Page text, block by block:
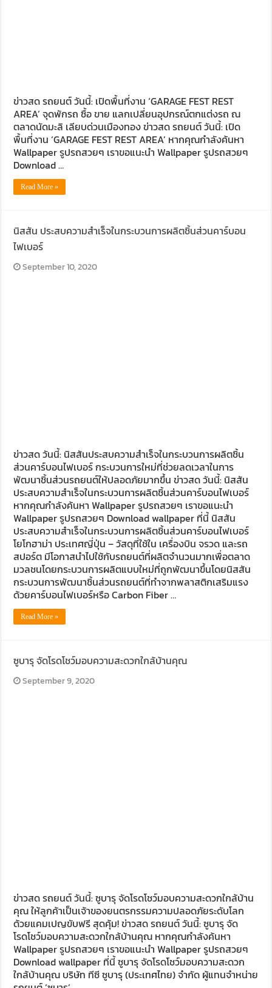
ข่าวสด รถยนต์ วันนี้: เปิดพื้นที่งาน ‘GARAGE FEST REST
AREA’ จุดพักรถ ซื้อ ขาย แลกเปลี่ยนอุปกรณ์ตกแต่งรถ ณ
ตลาดนัดมะลิ เลียบด่วนเมืองทอง ข่าวสด รถยนต์ วันนี้: เปิด
พื้นที่งาน ‘GARAGE FEST REST AREA’ หากคุณกำลังค้นหา
Wallpaper รูปรถสวยๆ เราขอแนะนำ Wallpaper รูปรถสวยๆ
Download …
Read More »
นิสสัน ประสบความสำเร็จในกระบวนการผลิตชิ้นส่วนคาร์บอน
ไฟเบอร์
September 10, 2020
ข่าวสด วันนี้: นิสสันประสบความสำเร็จในกระบวนการผลิตชิ้น
ส่วนคาร์บอนไฟเบอร์ กระบวนการใหม่ที่ช่วยลดเวลาในการ
พัฒนาชิ้นส่วนรถยนต์ให้ปลอดภัยมากขึ้น ข่าวสด วันนี้: นิสสัน
ประสบความสำเร็จในกระบวนการผลิตชิ้นส่วนคาร์บอนไฟเบอร์
หากคุณกำลังค้นหา Wallpaper รูปรถสวยๆ เราขอแนะนำ
Wallpaper รูปรถสวยๆ Download wallpaper ที่นี้ นิสสัน
ประสบความสำเร็จในกระบวนการผลิตชิ้นส่วนคาร์บอนไฟเบอร์
โยโกฮาม่า ประเทศญี่ปุ่น – วัสดุที่ใช้ใน เครื่องบิน จรวด และรถ
สปอร์ต มีโอกาสนำไปใช้กับรถยนต์ที่ผลิตจำนวนมากเพื่อตลาด
มวลชนโดยกระบวนการผลิตแบบใหม่ที่ถูกพัฒนาขึ้นโดยนิสสัน
กระบวนการพัฒนาชิ้นส่วนรถยนต์ที่ทำจากพลาสติกเสริมแรง
ด้วยคาร์บอนไฟเบอร์หรือ Carbon Fiber …
Read More »
ซูบารุ จัดโรดโชว์มอบความสะดวกใกล้บ้านคุณ
September 9, 2020
ข่าวสด รถยนต์ วันนี้: ซูบารุ จัดโรดโชว์มอบความสะดวกใกล้บ้าน
คุณ ให้ลูกค้าเป็นเจ้าของยนตรกรรมความปลอดภัยระดับโลก
ด้วยแคมเปญขับฟรี สุดคุ้ม! ข่าวสด รถยนต์ วันนี้: ซูบารุ จัด
โรดโชว์มอบความสะดวกใกล้บ้านคุณ หากคุณกำลังค้นหา
Wallpaper รูปรถสวยๆ เราขอแนะนำ Wallpaper รูปรถสวยๆ
Download wallpaper ที่นี้ ซูบารุ จัดโรดโชว์มอบความสะดวก
ใกล้บ้านคุณ บริษัท ทีซี ซูบารุ (ประเทศไทย) จำกัด ผู้แทนจำหน่าย